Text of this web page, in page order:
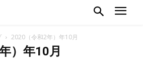
2020（令和2年）年10月
）年10月